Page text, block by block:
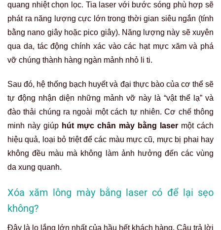
quang nhiệt chọn lọc. Tia laser với bước sóng phù hợp sẽ
phát ra năng lượng cực lớn trong thời gian siêu ngắn (tính
bằng nano giây hoặc pico giây). Năng lượng này sẽ xuyên
qua da, tác động chính xác vào các hạt mực xăm và phá
vỡ chúng thành hàng ngàn mảnh nhỏ li ti.
Sau đó, hệ thống bạch huyết và đại thực bào của cơ thể sẽ
tự động nhận diện những mảnh vỡ này là “vật thể lạ” và
đào thải chúng ra ngoài một cách tự nhiên. Cơ chế thông
minh này giúp hút mực chân mày bằng laser một cách
hiệu quả, loại bỏ triệt để các màu mực cũ, mực bị phai hay
không đều màu mà không làm ảnh hưởng đến các vùng
da xung quanh.
Xóa xăm lông mày bằng laser có để lại sẹo
không?
Đây là lo lắng lớn nhất của hầu hết khách hàng. Câu trả lời